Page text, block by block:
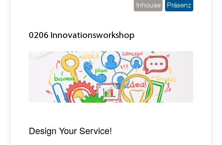
Inhouse Präsenz
0206 Innovationsworkshop
Design Your Service!